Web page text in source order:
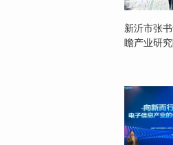
新沂市张
瞻产业研